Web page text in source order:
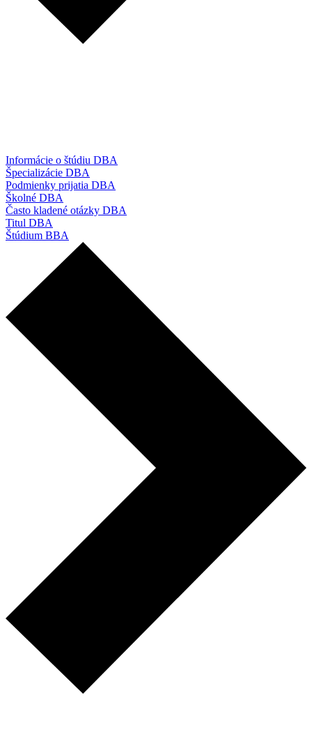
Informácie o štúdiu DBA
Špecializácie DBA
Podmienky prijatia DBA
Školné DBA
Často kladené otázky DBA
Titul DBA
Štúdium BBA